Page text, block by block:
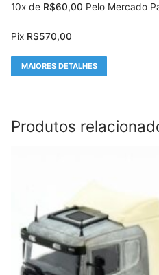
10x de R$60,00 Pelo Mercado
Pix R$570,00
MAIORES DETALHES
Produtos